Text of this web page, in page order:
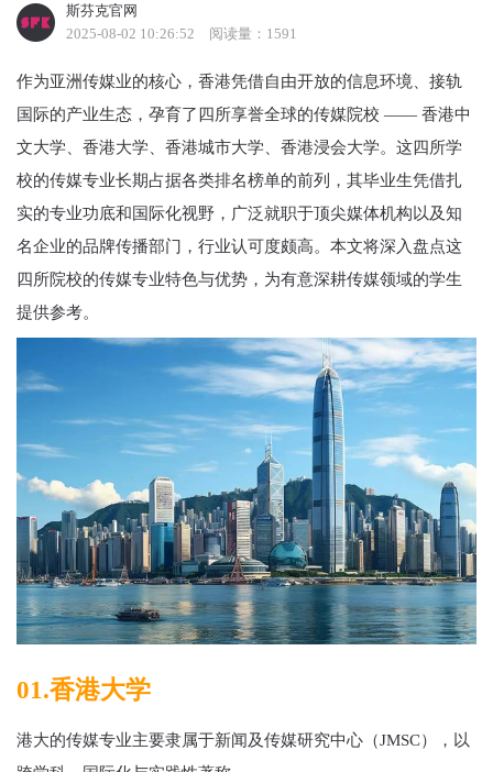
斯芬克官网
2025-08-02 10:26:52
阅读量：1591
作为亚洲传媒业的核心，香港凭借自由开放的信息环境、接轨
国际的产业生态，孕育了四所享誉全球的传媒院校 —— 香港中
文大学、香港大学、香港城市大学、香港浸会大学。这四所学
校的传媒专业长期占据各类排名榜单的前列，其毕业生凭借扎
实的专业功底和国际化视野，广泛就职于顶尖媒体机构以及知
名企业的品牌传播部门，行业认可度颇高。本文将深入盘点这
四所院校的传媒专业特色与优势，为有意深耕传媒领域的学生
提供参考。
01.香港大学
港大的传媒专业主要隶属于新闻及传媒研究中心（JMSC），以